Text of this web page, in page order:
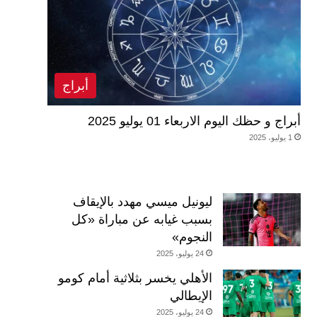
أبراج
أبراج و حظك اليوم الاربعاء 01 يوليو 2025
1 يوليو، 2025
ليونيل ميسي مهدد بالإيقاف
بسبب غيابه عن مباراة «كل
النجوم»
24 يوليو، 2025
الأهلي يخسر بثلاثية أمام كومو
الإيطالي
24 يوليو، 2025